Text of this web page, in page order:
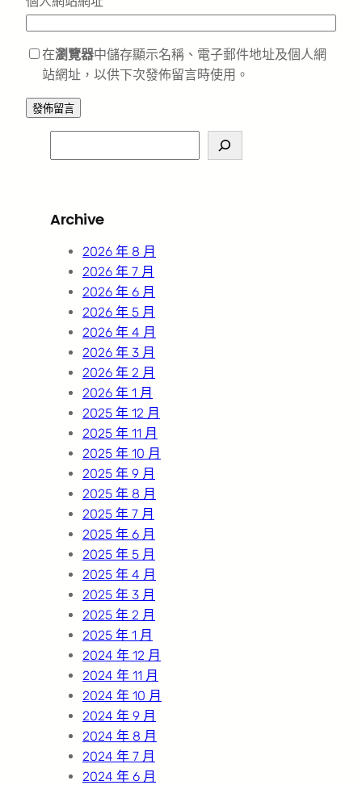
在瀏覽器中儲存顯示名稱、電子郵件地址及個人網
站網址，以供下次發佈留言時使用。
e
c
Archive
2026 年 8 月
2026 年 7 月
2026 年 6 月
2026 年 5 月
2026 年 4 月
2026 年 3 月
2026 年 2 月
2026 年 1 月
2025 年 12 月
2025 年 11 月
2025 年 10 月
2025 年 9 月
2025 年 8 月
2025 年 7 月
2025 年 6 月
2025 年 5 月
2025 年 4 月
2025 年 3 月
2025 年 2 月
2025 年 1 月
2024 年 12 月
2024 年 11 月
2024 年 10 月
2024 年 9 月
2024 年 8 月
2024 年 7 月
2024 年 6 月